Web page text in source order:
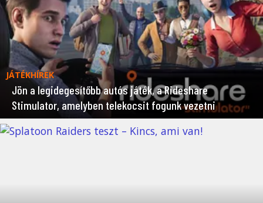
JÁTÉKHÍREK
Jön a legidegesítőbb autós játék, a Rideshare
Stimulator, amelyben telekocsit fogunk vezetni